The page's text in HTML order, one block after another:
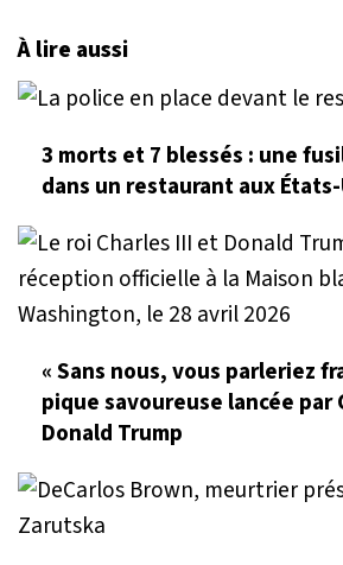
À lire aussi
3 morts et 7 blessés : une
dans un restaurant aux
« Sans nous, vous parleriez
pique savoureuse lancée par
Donald Trump